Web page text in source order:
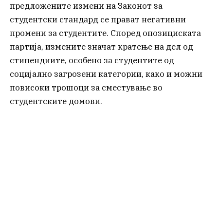
предложените измени на Законот за
студентски стандард се прават негативни
промени за студентите. Според опозициската
партија, измените значат кратење на дел од
стипендиите, особено за студентите од
социјално загрозени категории, како и можни
повисоки трошоци за сместување во
студентските домови.